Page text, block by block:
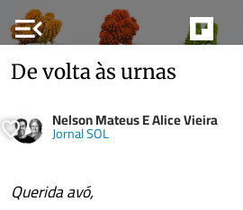
menu_open
De volta às urnas
Nelson Mateus E Alice Vieira
Jornal SOL
Querida avó,